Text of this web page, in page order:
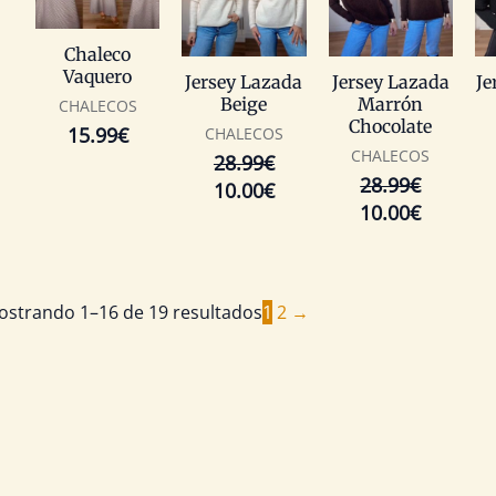
Chaleco
Vaquero
CHALECOS
15.99€
Jersey Lazada
Beige
CHALECOS
28.99€
28.99€.
10.00€
10.00€.
Jersey Lazada
Marrón
Chocolate
CHALECOS
28.99€
28.99€.
10.00€
10.00€.
1–16 de 19 resultados1 2 →